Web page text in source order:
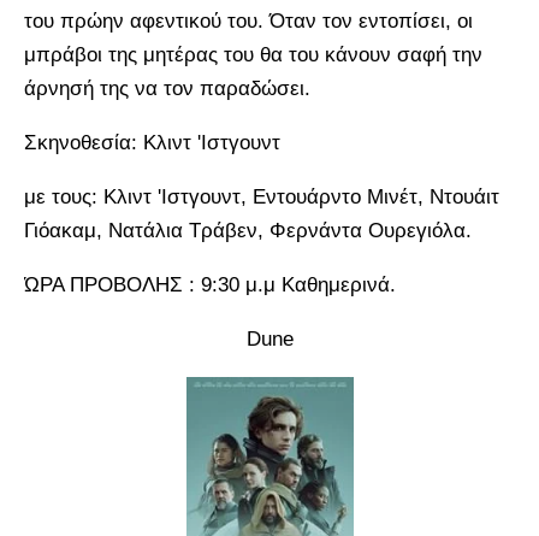
του πρώην αφεντικού του. Όταν τον εντοπίσει, οι
μπράβοι της μητέρας του θα του κάνουν σαφή την
άρνησή της να τον παραδώσει.
Σκηνοθεσία: Κλιντ 'Ιστγουντ
με τους: Κλιντ 'Ιστγουντ, Εντουάρντο Μινέτ, Ντουάιτ
Γιόακαμ, Νατάλια Τράβεν, Φερνάντα Ουρεγιόλα.
ΏΡΑ ΠΡΟΒΟΛΗΣ : 9:30 μ.μ Καθημερινά.
Dune